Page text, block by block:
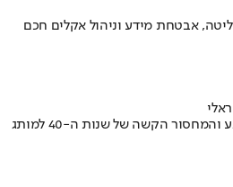
אבטחת מידע וניהול אקלים חכם
איך אסם הפכה את תקופת הצנע והמחסור הקשה של שנות ה-40 למותג